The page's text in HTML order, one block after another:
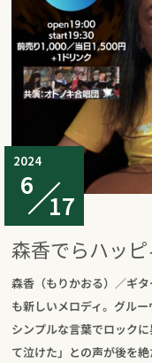
2024
6
17
森香でらハッ
森香（もりかおる）／ギ
も新しいメロディ。グル
シンプルな言葉でロック
て泣けた」との声が後を絶